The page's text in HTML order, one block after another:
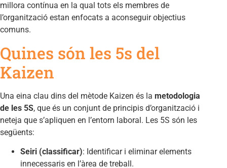
millora contínua en la qual tots els membres de
l’organització estan enfocats a aconseguir objectius
comuns.
Quines són les 5s del
Kaizen
Una eina clau dins del mètode Kaizen és la metodologia
de les 5S, que és un conjunt de principis d’organització i
neteja que s’apliquen en l’entorn laboral. Les 5S són les
següents:
Seiri (classificar): Identificar i eliminar elements
innecessaris en l’àrea de treball.